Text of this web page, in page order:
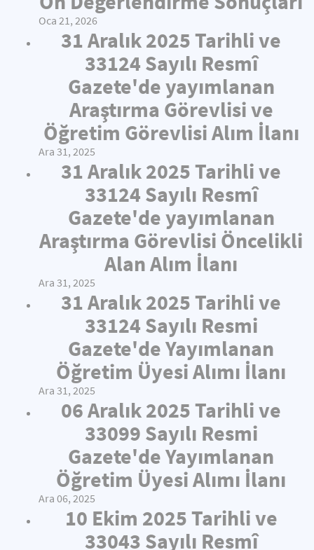
Oca 21, 2026
31 Aralık 2025 Tarihli ve
33124 Sayılı Resmî
Gazete'de yayımlanan
Araştırma Görevlisi ve
Öğretim Görevlisi Alım İlanı
Ara 31, 2025
31 Aralık 2025 Tarihli ve
33124 Sayılı Resmî
Gazete'de yayımlanan
Araştırma Görevlisi Öncelikli
Alan Alım İlanı
Ara 31, 2025
31 Aralık 2025 Tarihli ve
33124 Sayılı Resmi
Gazete'de Yayımlanan
Öğretim Üyesi Alımı İlanı
Ara 31, 2025
06 Aralık 2025 Tarihli ve
33099 Sayılı Resmi
Gazete'de Yayımlanan
Öğretim Üyesi Alımı İlanı
Ara 06, 2025
10 Ekim 2025 Tarihli ve
33043 Sayılı Resmî